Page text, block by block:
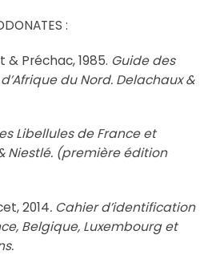
:
& Préchac, 1985. Guide des
du Nord. Delachaux &
Libellules de France et
Niestlé. (première édition
2014. Cahier d’identification
Belgique, Luxembourg et